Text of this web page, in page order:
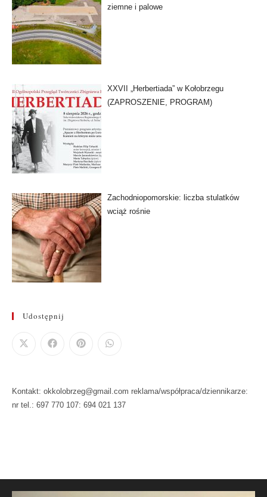
ziemne i palowe
XXVII „Herbertiada” w Kołobrzegu
(ZAPROSZENIE, PROGRAM)
Zachodniopomorskie: liczba stulatków
wciąż rośnie
Udostępnij
Kontakt: okkolobrzeg@gmail.com reklama/współpraca/dziennikarze:
nr tel.: 697 770 107: 694 021 137